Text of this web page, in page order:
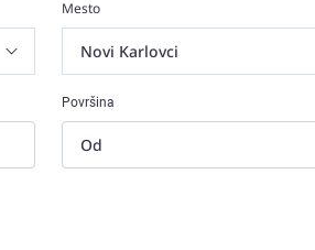
Mesto
Površina